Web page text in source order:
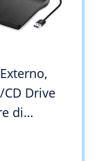
CD Drive
di
Disc